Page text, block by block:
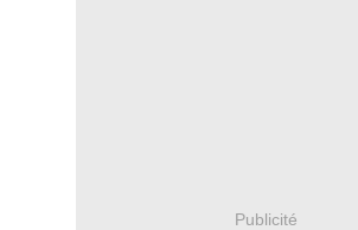
Publicité